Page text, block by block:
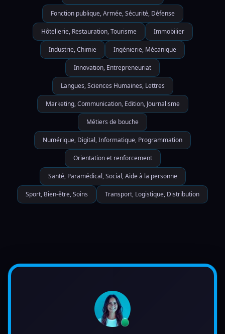
Fonction publique, Armée, Sécurité, Défense
Hôtellerie, Restauration, Tourisme Immobilier
Industrie, Chimie Ingénierie, Mécanique
Innovation, Entrepreneuriat
Langues, Sciences Humaines, Lettres
Marketing, Communication, Edition, Journalisme
Métiers de bouche
Numérique, Digital, Informatique, Programmation
Orientation et renforcement
Santé, Paramédical, Social, Aide à la personne
Sport, Bien-être, Soins Transport, Logistique, Distribution